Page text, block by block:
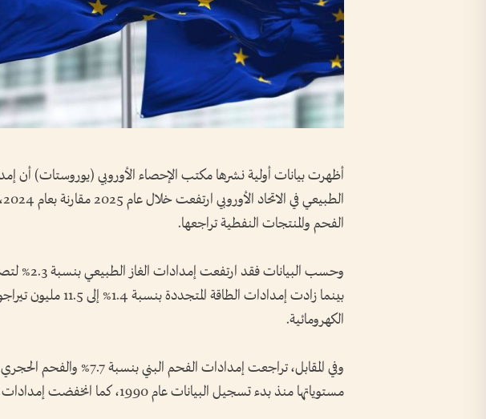
أظهرت بيانات أولية نشرها مكتب الإحصاء الأوروبي (يوروستات) أن
الفحم والمنتجات النفطية تراجعها.
بينما زادت إمدادات الطاقة
الكهرومائية.
مستوياتها منذ بدء تسجيل البيانات عام 1990، كما انخفضت إمدادات المنتجات النفطية بنسبة 2.8%.